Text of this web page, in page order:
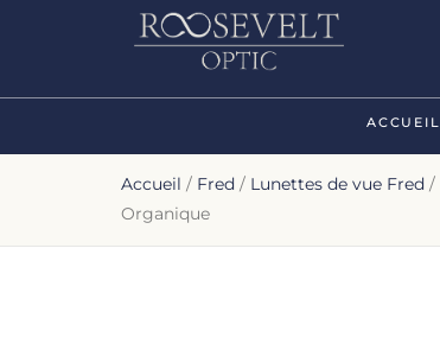
ACCUEIL
Accueil / Fred / Lunettes de vue Fred /
Organique